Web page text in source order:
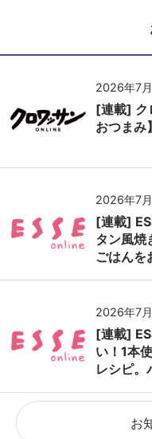
2026年7
[連載] ク
おつまみ
2026年7
[連載]
タン風焼
ごはんを
2026年7月
[連載]
い！1本
レシピ。
お